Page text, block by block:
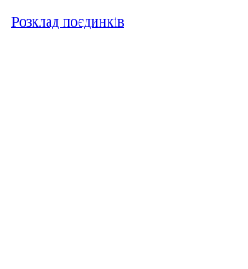
Розклад поєдинків